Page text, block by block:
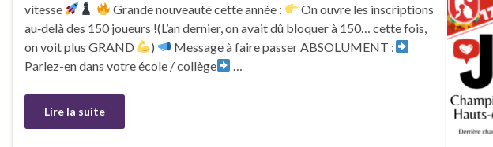
vitesse
Grande nouveauté cette année :
On ouvre les inscriptions
au‑delà des 150 joueurs !(L’an dernier, on avait dû bloquer à 150… cette fois,
on voit plus GRAND
)
Message à faire passer ABSOLUMENT :
Parlez-en dans votre école / collège
Lire la suite